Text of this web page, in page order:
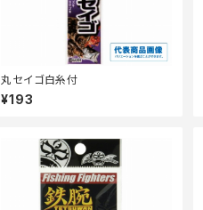
丸セイゴ白糸付
¥193